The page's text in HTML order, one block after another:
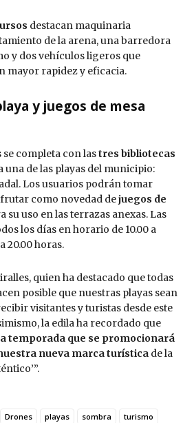
destacan maquinaria
de la arena, una barredora
y dos vehículos ligeros que
mayor rapidez y eficacia.
y juegos de mesa
completa con lastres bibliotecas
una de las playas del municipio:
Los usuarios podrán tomar
como novedad dejuegos de
su uso en las terrazas anexas. Las
los días en horario de 10.00 a
20.00 horas.
quien ha destacado que todas
posible que nuestras playas sean
visitantes y turistas desde este
la edila ha recordado que
temporada que se promocionará
nueva marca turística de la
Drones playas sombra turismo